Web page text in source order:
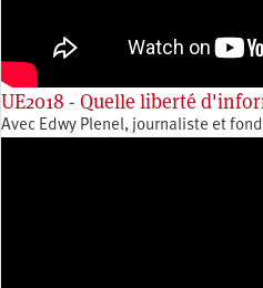
UE2018 - Quelle liberté
Avec Edwy Plenel, journaliste et